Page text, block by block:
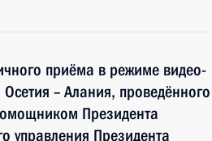
приёма в режиме видео-
– Алания, проведённого
Президента
управления Президента